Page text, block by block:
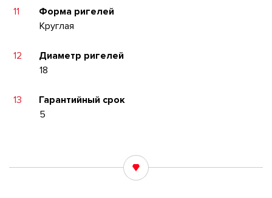
11
Форма ригелей
Круглая
12
Диаметр ригелей
18
13
Гарантийный срок
5